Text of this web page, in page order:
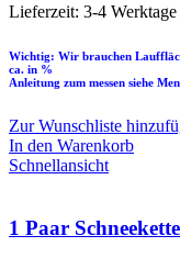
Lieferzeit: 3-4 Werktage
Wichtig: Wir brauchen
ca. in %
Anleitung zum messen siehe
Zur Wunschliste
In den Warenkorb
Schnellansicht
1 Paar